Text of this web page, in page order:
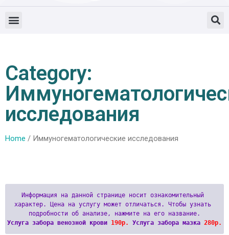
Category:
исследования
Home / Иммуногематологические исследования
Информация на данной странице носит ознакомительный
характер. Цена на услугу может отличаться. Чтобы узнать
Услуга забора венозной крови 190р. Услуга забора мазка 280р.